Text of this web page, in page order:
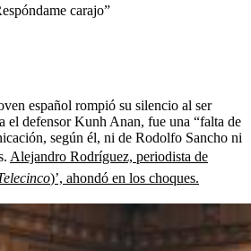
carajo”
español rompió su silencio al ser
el defensor Kunh Anan, fue una “falta de
según él, ni de Rodolfo Sancho ni
Alejandro Rodríguez, periodista de
)’, ahondó en los choques.